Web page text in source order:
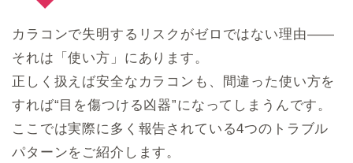
カラコンで失明するリスクがゼロではない理由――
それは「使い方」にあります。
正しく扱えば安全なカラコンも、間違った使い方を
すれば“目を傷つける凶器”になってしまうんです。
ここでは実際に多く報告されている4つのトラブル
パターンをご紹介します。